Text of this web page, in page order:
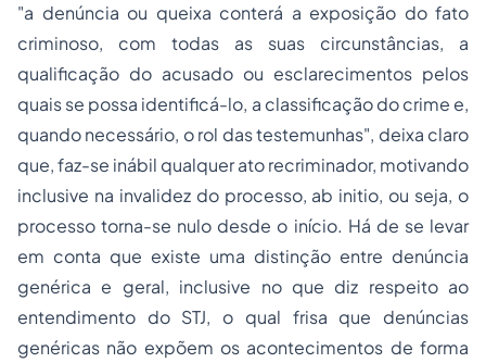
"a denúncia ou queixa conterá a exposição do fato
criminoso, com todas as suas circunstâncias, a
qualificação do acusado ou esclarecimentos pelos
quais se possa identificá-lo, a classificação do crime e,
quando necessário, o rol das testemunhas", deixa claro
que, faz-se inábil qualquer ato recriminador, motivando
inclusive na invalidez do processo, ab initio, ou seja, o
processo torna-se nulo desde o início. Há de se levar
em conta que existe uma distinção entre denúncia
genérica e geral, inclusive no que diz respeito ao
entendimento do STJ, o qual frisa que denúncias
genéricas não expõem os acontecimentos de forma